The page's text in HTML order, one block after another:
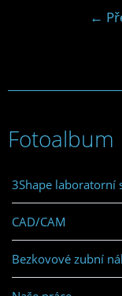
←
Fotoalbum
3Shape laboratorní
CAD/CAM
Bezkovové zubní